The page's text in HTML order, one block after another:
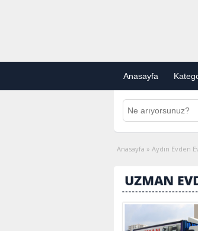
Anasayfa
Anasayfa » Aydın Evden